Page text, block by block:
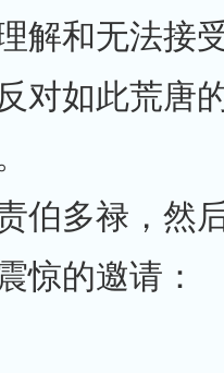
解和无法接
对如此荒唐
伯多禄，然
惊的邀请：